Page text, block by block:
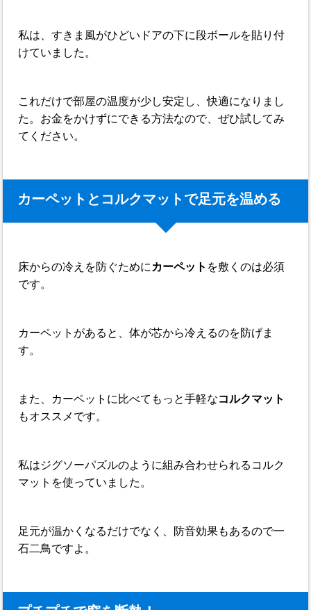
私は、すきま風がひどいドアの下に段ボールを貼り付
けていました。
これだけで部屋の温度が少し安定し、快適になりまし
た。お金をかけずにできる方法なので、ぜひ試してみ
てください。
カーペットとコルクマットで足元を温める
床からの冷えを防ぐために カーペット を敷くのは必須
です。
カーペットがあると、体が芯から冷えるのを防げま
す。
また、カーペットに比べてもっと手軽なコルクマット
もオススメです。
私はジグソーパズルのように組み合わせられるコルク
マットを使っていました。
足元が温かくなるだけでなく、防音効果もあるので一
石二鳥ですよ。